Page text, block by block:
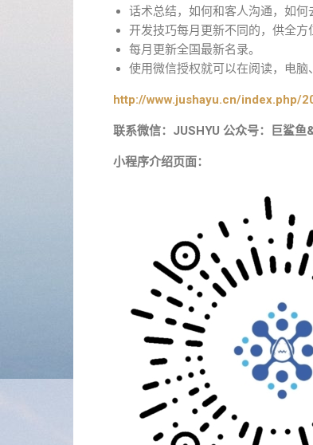
话术总结，如何和客人沟通，如何
开发技巧每月更新不同的，供全方
每月更新全国最新名录。
使用微信授权就可以在阅读，电脑
http://www.jushayu.cn/index.php/
联系微信：JUSHYU 公众号：巨鲨鱼
小程序介绍页面：